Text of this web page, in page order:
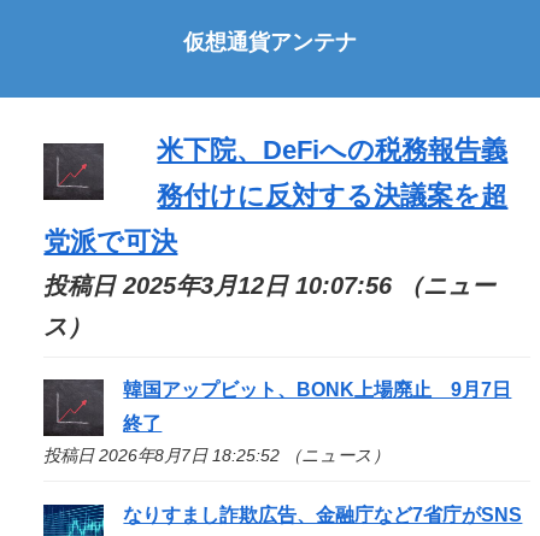
仮想通貨アンテナ
米下院、DeFiへの税務報告義
務付けに反対する決議案を超
党派で可決
投稿日 2025年3月12日 10:07:56 （ニュー
ス）
韓国アップビット、BONK上場廃止 9月7日
終了
投稿日 2026年8月7日 18:25:52 （ニュース）
なりすまし詐欺広告、金融庁など7省庁がSNS